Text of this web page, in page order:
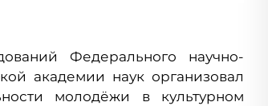
Федерального научно-
академии наук организовал
молодёжи в культурном